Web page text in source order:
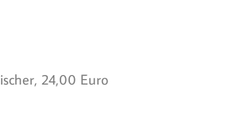
24,00 Euro